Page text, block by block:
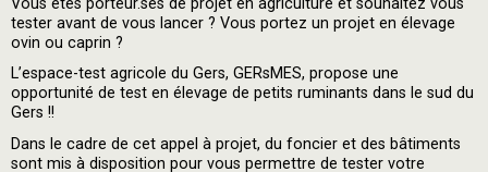
tester avant de vous lancer ? Vous portez un projet en élevage
ovin ou caprin ?
L’espace-test agricole du Gers, GERsMES, propose une
opportunité de test en élevage de petits ruminants dans le sud du
Gers !!
Dans le cadre de cet appel à projet, du foncier et des bâtiments
sont mis à disposition pour vous permettre de tester votre